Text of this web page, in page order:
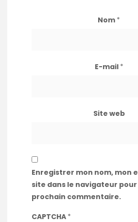
Nom *
E-mail *
Site web
Enregistrer mon nom, mon
site dans le navigateur
prochain commentaire.
CAPTCHA *